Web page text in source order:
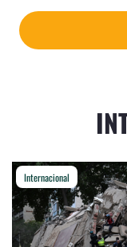
Internacional